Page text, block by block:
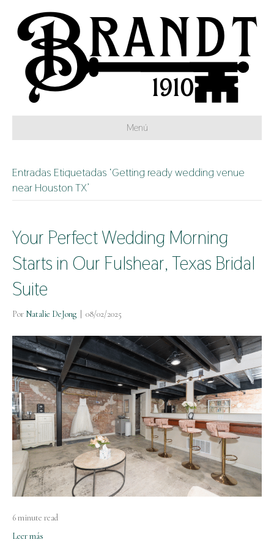
Menú
Entradas Etiquetadas ‘Getting ready wedding venue
near Houston TX’
Your Perfect Wedding Morning
Starts in Our Fulshear, Texas Bridal
Suite
Por Natalie DeJong 08/02/2025
6 minute read
Leer más